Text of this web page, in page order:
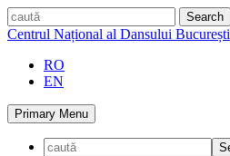
Skip
to
caută
Centrul Național al Dansului București
RO
EN
Primary Menu